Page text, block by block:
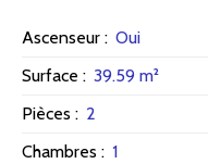
Ascenseur : Oui
Surface : 39.59 m²
Pièces : 2
Chambres : 1